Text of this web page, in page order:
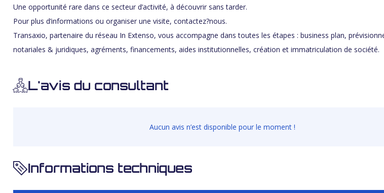
Une opportunité rare dans ce secteur d’activité, à découvrir sans tarder.
Pour plus d’informations ou organiser une visite, contactez?nous.
Transaxio, partenaire du réseau In Extenso, vous accompagne dans toutes les étapes : business plan,
notariales & juridiques, agréments, financements, aides institutionnelles, création et immatriculation de société.
L'avis du consultant
Aucun avis n’est disponible pour le moment !
Informations techniques